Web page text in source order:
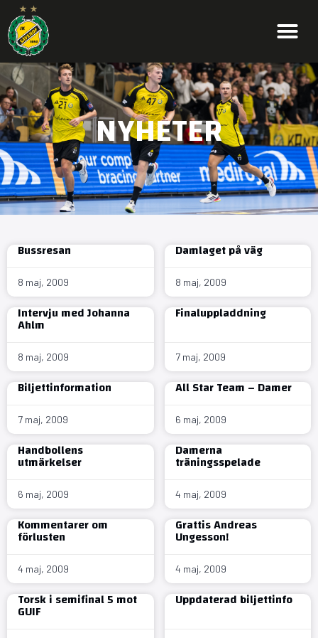
NYHETER
Bussresan
8 maj, 2009
Damlaget på väg
8 maj, 2009
Intervju med Johanna
Ahlm
8 maj, 2009
Finaluppladdning
7 maj, 2009
Biljettinformation
7 maj, 2009
All Star Team – Damer
6 maj, 2009
Handbollens
utmärkelser
6 maj, 2009
Damerna
träningsspelade
4 maj, 2009
Kommentarer om
förlusten
4 maj, 2009
Grattis Andreas
Ungesson!
4 maj, 2009
Torsk i semifinal 5 mot
GUIF
Uppdaterad biljettinfo